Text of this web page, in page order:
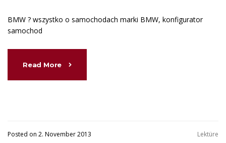
BMW ? wszystko o samochodach marki BMW, konfigurator
samochod
Read More
Posted on 2. November 2013 Lektüre